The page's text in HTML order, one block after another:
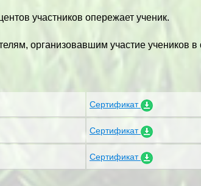
участников опережает ученик.
организовавшим участие учеников в
Сертификат
Сертификат
Сертификат